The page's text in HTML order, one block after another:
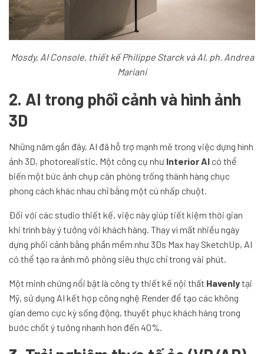
Mosdy, AI Console, thiết kế Philippe Starck và AI, ph. Andrea
Mariani
2. AI trong phối cảnh và hình ảnh
3D
Những năm gần đây, AI đã hỗ trợ mạnh mẽ trong việc dựng hình
ảnh 3D, photorealistic. Một công cụ như Interior AIcó thể
biến một bức ảnh chụp căn phòng trống thành hàng chục
phong cách khác nhau chỉ bằng một cú nhấp chuột.
Đối với các studio thiết kế, việc này giúp tiết kiệm thời gian
khi trình bày ý tưởng với khách hàng. Thay vì mất nhiều ngày
dựng phối cảnh bằng phần mềm như 3Ds Max hay SketchUp, AI
có thể tạo ra ảnh mô phỏng siêu thực chỉ trong vài phút.
Một minh chứng nổi bật là công ty thiết kế nội thất Havenlytại
Mỹ, sử dụng AI kết hợp công nghệ Render để tạo các không
gian demo cực kỳ sống động, thuyết phục khách hàng trong
bước chốt ý tưởng nhanh hơn đến 40%.